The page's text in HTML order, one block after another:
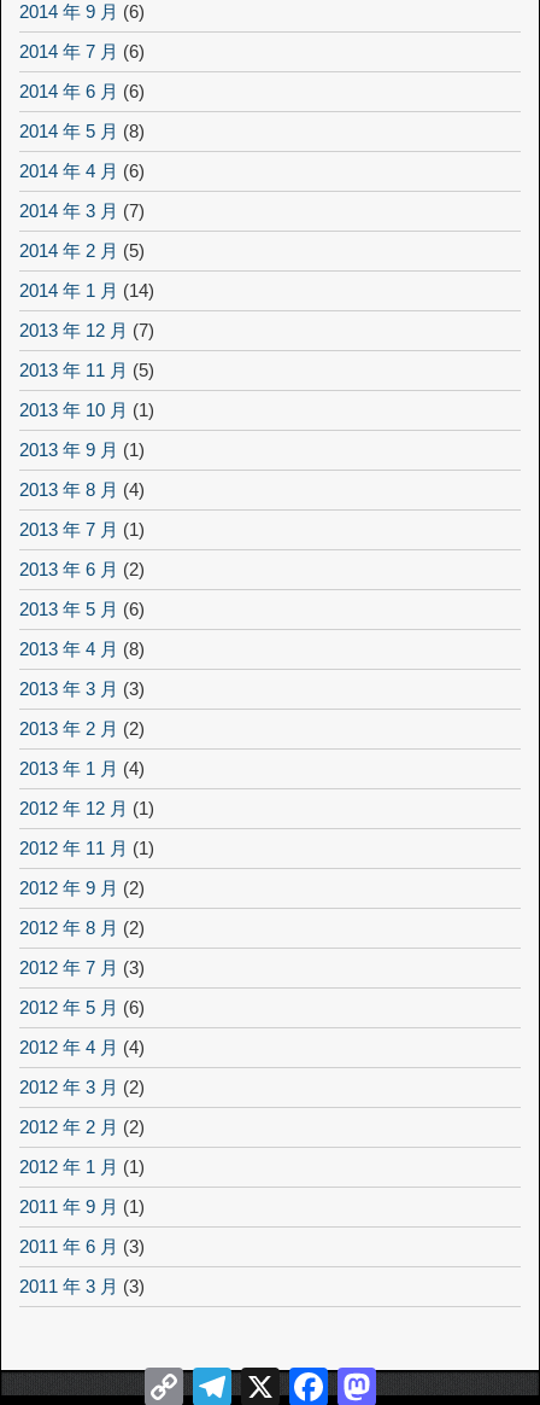
2014 年 9 月 (6)
2014 年 7 月 (6)
2014 年 6 月 (6)
2014 年 5 月 (8)
2014 年 4 月 (6)
2014 年 3 月 (7)
2014 年 2 月 (5)
2014 年 1 月 (14)
2013 年 12 月 (7)
2013 年 11 月 (5)
2013 年 10 月 (1)
2013 年 9 月 (1)
2013 年 8 月 (4)
2013 年 7 月 (1)
2013 年 6 月 (2)
2013 年 5 月 (6)
2013 年 4 月 (8)
2013 年 3 月 (3)
2013 年 2 月 (2)
2013 年 1 月 (4)
2012 年 12 月 (1)
2012 年 11 月 (1)
2012 年 9 月 (2)
2012 年 8 月 (2)
2012 年 7 月 (3)
2012 年 5 月 (6)
2012 年 4 月 (4)
2012 年 3 月 (2)
2012 年 2 月 (2)
2012 年 1 月 (1)
2011 年 9 月 (1)
2011 年 6 月 (3)
2011 年 3 月 (3)
Copy
Link
Telegram
X FacebookMastodon